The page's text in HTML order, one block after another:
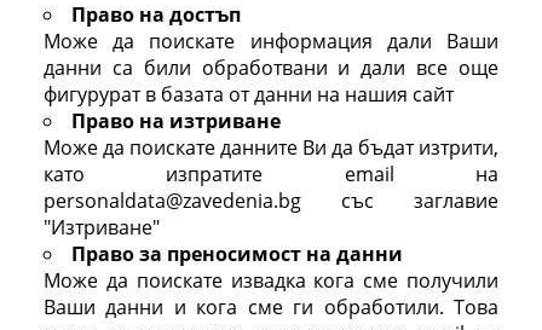
Право на достъп
Може да поискате информация дали Ваши
данни са били обработвани и дали все още
фигурурат в базата от данни на нашия сайт
Право на изтриване
Може да поискате данните Ви да бъдат изтрити,
като изпратите email на
personaldata@zavedenia.bg със заглавие
"Изтриване"
Право за преносимост на данни
Може да поискате извадка кога сме получили
Ваши данни и кога сме ги обработили. Това